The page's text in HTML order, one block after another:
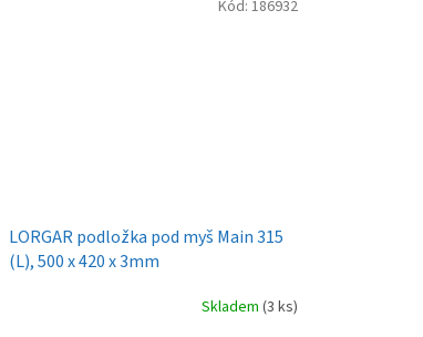
LORGAR podložka pod myš Main 315
(L), 500 x 420 x 3mm
Skladem (3 ks)
Kód: 186932